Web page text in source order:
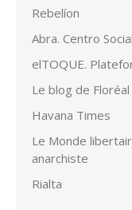
Rebelíon
Abra. Centro
elTOQUE.
Le blog de Floréal
Havana Times
Le Monde
anarchiste
Rialta